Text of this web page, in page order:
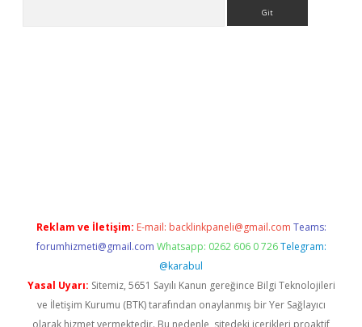
Reklam ve İletişim: E-mail: backlinkpaneli@gmail.com Teams:
forumhizmeti@gmail.com Whatsapp: 0262 606 0 726 Telegram:
@karabul
Yasal Uyarı: Sitemiz, 5651 Sayılı Kanun gereğince Bilgi Teknolojileri
ve İletişim Kurumu (BTK) tarafından onaylanmış bir Yer Sağlayıcı
olarak hizmet vermektedir. Bu nedenle, sitedeki içerikleri proaktif